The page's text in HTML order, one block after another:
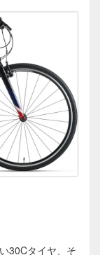
30Cタイヤ、そ